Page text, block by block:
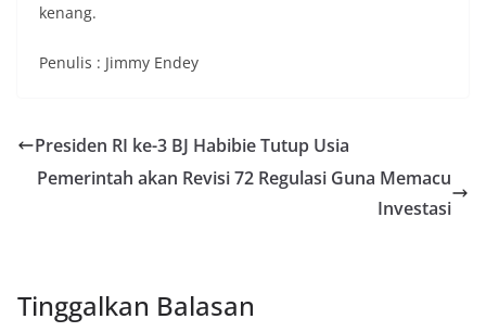
kenang.
Penulis : Jimmy Endey
Presiden RI ke-3 BJ Habibie Tutup Usia
Pemerintah akan Revisi 72 Regulasi Guna Memacu
Investasi
Tinggalkan Balasan